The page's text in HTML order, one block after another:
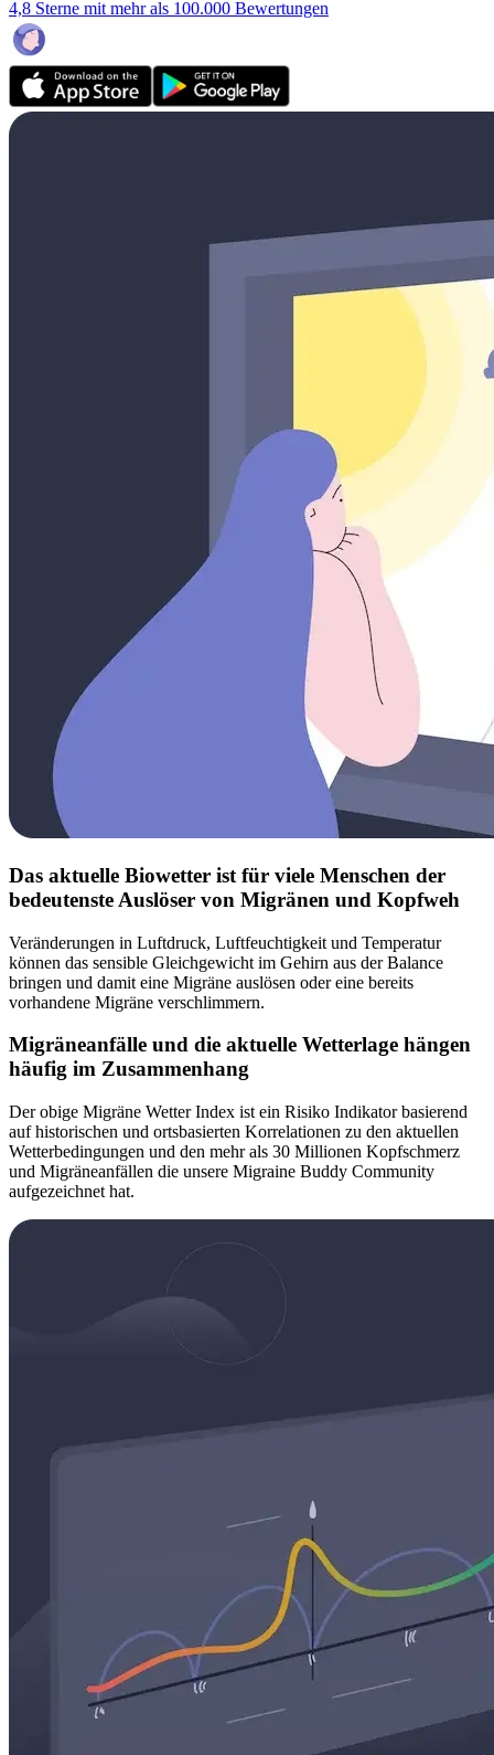
4,8 Sterne mit mehr als 100.000 Bewertungen
Das aktuelle Biowetter ist für viele Menschen der
bedeutenste Auslöser von Migränen und Kopfweh
Veränderungen in Luftdruck, Luftfeuchtigkeit und Temperatur
können das sensible Gleichgewicht im Gehirn aus der Balance
bringen und damit eine Migräne auslösen oder eine bereits
vorhandene Migräne verschlimmern.
Migräneanfälle und die aktuelle Wetterlage hängen
häufig im Zusammenhang
Der obige Migräne Wetter Index ist ein Risiko Indikator basierend
auf historischen und ortsbasierten Korrelationen zu den aktuellen
Wetterbedingungen und den mehr als 30 Millionen Kopfschmerz
und Migräneanfällen die unsere Migraine Buddy Community
aufgezeichnet hat.